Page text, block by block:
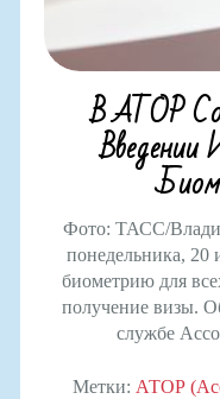
В АТОР
Введении
Фото: ТАСС/
понедельника, 20
биометрию для
получение визы.
службе
Метки: АТОР